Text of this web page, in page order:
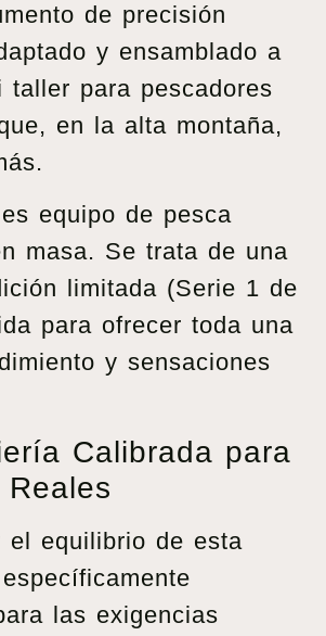
de precisión
y ensamblado a
taller para pescadores
en la alta montaña,
equipo de pesca
masa. Se trata de una
limitada (Serie 1 de
para ofrecer toda una
y sensaciones
Calibrada para
el equilibrio de esta
las exigencias